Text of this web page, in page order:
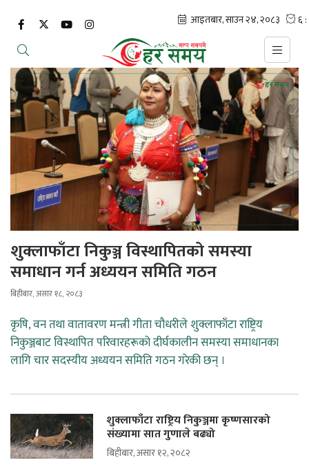
शुक्लाफाँटा निकुञ्ज विस्थापितको समस्या
समाधान गर्न अध्ययन समिति गठन
बिहीबार, असार १८, २०८३
कृषि, वन तथा वातावरण मन्त्री गीता चौधरीले शुक्लाफाँटा राष्ट्रिय
निकुञ्जबाट विस्थापित परिवारहरूको दीर्घकालीन समस्या समाधानका
लागि चार सदस्यीय अध्ययन समिति गठन गरेकी छन् ।
शुक्लाफाँटा राष्ट्रिय निकुञ्जमा कृष्णसारको
संख्यामा सात गुणाले बढ्यो
बिहीबार, असार १२, २०८२